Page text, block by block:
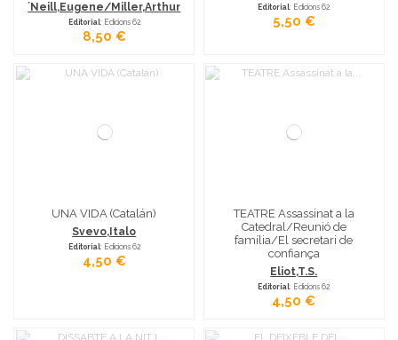
´Neill,Eugene/Miller,Arthur
Editorial: Edicions 62
8,50 €
Editorial: Edicions 62
5,50 €
UNA VIDA (Catalán)
Svevo,Italo
Editorial: Edicions 62
4,50 €
TEATRE Assassinat a la
Catedral/Reunió de
família/El secretari de
confiança
Eliot,T.S.
Editorial: Edicions 62
4,50 €